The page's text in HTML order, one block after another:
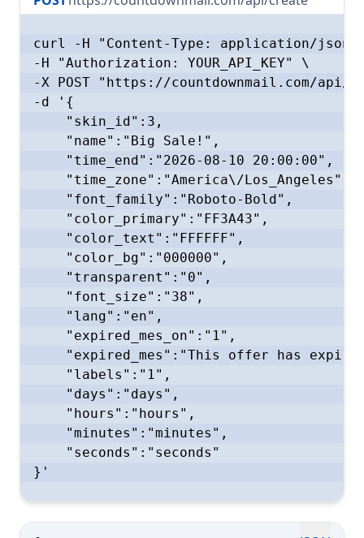
curl -H "Content-Type: application/
-H "Authorization: YOUR_API_KEY" \
-X POST "https://countdownmail.com/api/
-d '{
    "skin_id":3,
    "name":"Big Sale!",
    "time_end":"2026-08-10 20:00:00",
    "time_zone":"America\/Los_Angeles",
    "font_family":"Roboto-Bold",
    "color_primary":"FF3A43",
    "color_text":"FFFFFF",
    "color_bg":"000000",
    "transparent":"0",
    "font_size":"38",
    "lang":"en",
    "expired_mes_on":"1",
"expired_mes":"This offer has
    "labels":"1",
    "days":"days",
    "hours":"hours",
    "minutes":"minutes",
    "seconds":"seconds"
}'